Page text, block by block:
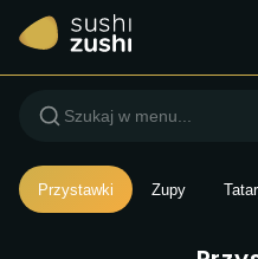
Menu —
Przystawki Zupy